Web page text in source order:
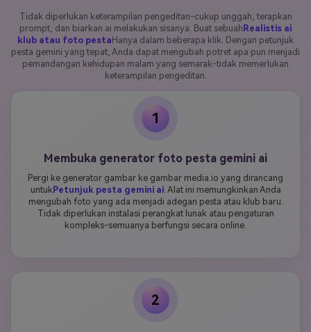
Tidak diperlukan keterampilan pengeditan-cukup unggah, terapkan
prompt, dan biarkan ai melakukan sisanya. Buat sebuah Realistis ai
klub atau foto pesta Hanya dalam beberapa klik. Dengan petunjuk
pesta gemini yang tepat, Anda dapat mengubah potret apa pun menjadi
pemandangan kehidupan malam yang semarak-tidak memerlukan
keterampilan pengeditan.
1
Membuka generator foto pesta gemini ai
Pergi ke generator gambar ke gambar media.io yang dirancang
untuk Petunjuk pesta gemini ai. Alat ini memungkinkan Anda
mengubah foto yang ada menjadi adegan pesta atau klub baru.
Tidak diperlukan instalasi perangkat lunak atau pengaturan
kompleks-semuanya berfungsi secara online.
2